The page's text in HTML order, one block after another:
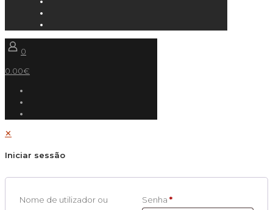
0
0.00€
✕
Iniciar sessão
Nome de utilizador ou Senha *